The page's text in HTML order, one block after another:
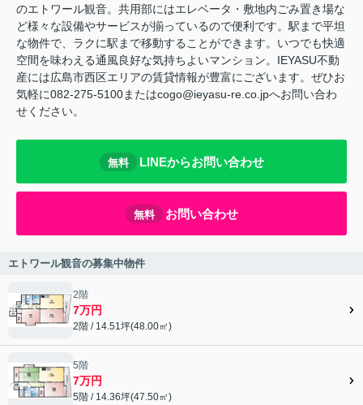
のエトワール観音。共用部にはエレベータ・敷地内ごみ置き場な
ど様々な設備やサービスが揃っているので便利です。駅まで平坦
な物件で、ラクに駅まで移動することができます。いつでも快適
空間を味わえる通風良好な気持ちよいマンション。IEYASU不動
産には広島市西区エリアの賃貸情報が豊富にございます。ぜひお
気軽に082-275-5100またはcogo@ieyasu-re.co.jpへお問い合わ
せください。
無料 LINEからお問い合わせ
無料 お問い合わせ
エトワール観音の募集中物件
2階
7万円
2階 / 14.51坪(48.00㎡)
5階
7万円
5階 / 14.36坪(47.50㎡)